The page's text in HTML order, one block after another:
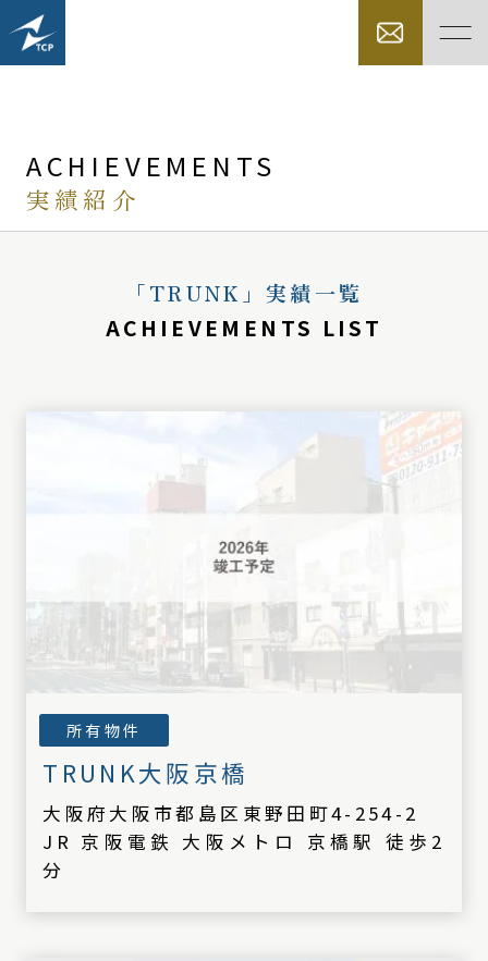
ACHIEVEMENTS
実績紹介
「TRUNK」実績一覧
ACHIEVEMENTS LIST
所有物件
TRUNK大阪京橋
大阪府大阪市都島区東野田町4-254-2
JR 京阪電鉄 大阪メトロ 京橋駅 徒歩2
分